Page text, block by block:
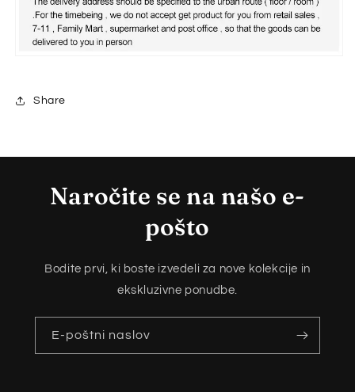
Share
Naročite se na našo e-
pošto
Bodite prvi, ki boste izvedeli za nove kolekcije in
ekskluzivne ponudbe.
E-poštni naslov